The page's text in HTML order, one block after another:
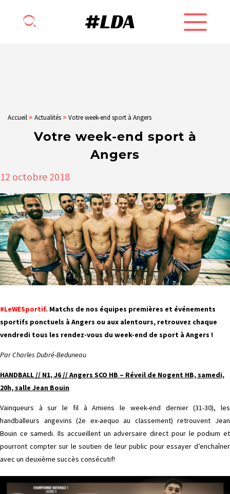
Accueil > Actualités > Votre week-end sport à Angers
Votre week-end sport à
Angers
12 octobre 2018
#LeWESportif. Matchs de nos équipes premières et événements
sportifs ponctuels à Angers ou aux alentours, retrouvez chaque
vendredi tous les rendez-vous du week-end de sport à Angers !
Par Charles Dubré-Beduneau
HANDBALL // N1, J6 // Angers SCO HB – Réveil de Nogent HB, samedi,
20h, salle Jean Bouin
Vainqueurs à sur le fil à Amiens le week-end dernier (31-30), les
handballeurs angevins (2e ex-aequo au classement) retrouvent Jean
Bouin ce samedi. Ils accueillent un adversaire direct pour le podium et
pourront compter sur le soutien de leur public pour essayer d’enchaîner
avec un deuxième succès consécutif!